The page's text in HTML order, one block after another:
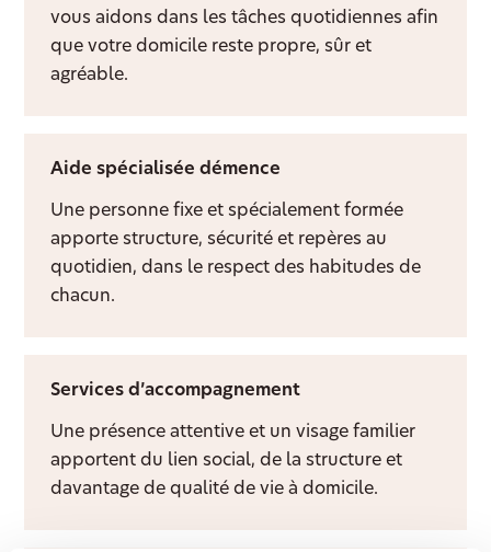
vous aidons dans les tâches quotidiennes afin
que votre domicile reste propre, sûr et
agréable.
Aide spécialisée démence
Une personne fixe et spécialement formée
apporte structure, sécurité et repères au
quotidien, dans le respect des habitudes de
chacun.
Services d’accompagnement
Une présence attentive et un visage familier
apportent du lien social, de la structure et
davantage de qualité de vie à domicile.